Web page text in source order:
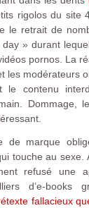
rigolos du site
le retrait de
» durant
pornos. La
les modérateurs
le contenu
Dommage,
de marque
touche au sexe.
refusé une
d’e-books
fallacieux